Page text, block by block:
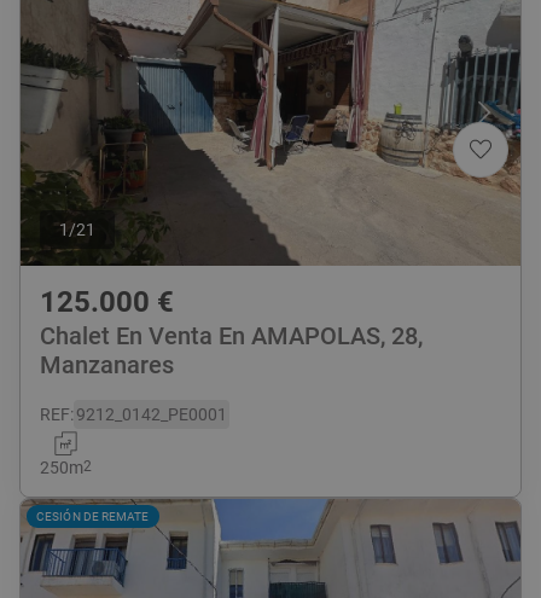
1 /21
125.000 €
Chalet En Venta En AMAPOLAS, 28,
Manzanares
REF:9212_0142_PE0001
250m2
CESIÓN DE REMATE